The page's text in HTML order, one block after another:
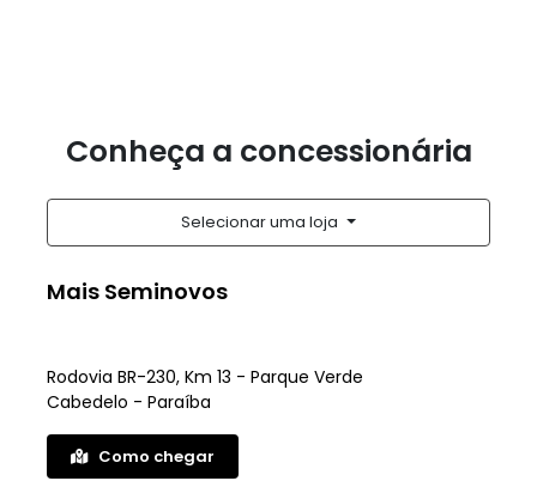
Conheça a concessionária
Selecionar uma loja
Mais Seminovos
Rodovia BR-230, Km 13 - Parque Verde
Cabedelo - Paraíba
Como chegar